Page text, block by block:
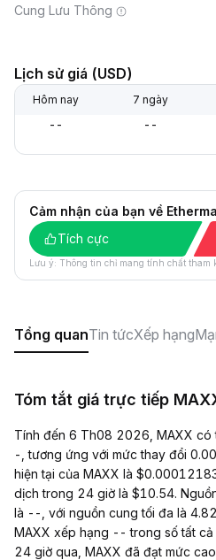
Cung Lưu Thông
Lịch sử giá (USD)
Hôm nay 7 ngày
-- --
Cảm nhận của bạn về
Tích cực
Lưu ý: Thông tin chỉ mang tính chất tham
Tổng quanTin tứcXếp hạng
Tóm tắt giá trực tiếp
Tính đến 6 Th08 2026, MAXX có
-, tương ứng với mức thay đổi
hiện tại của MAXX là
dịch trong 24 giờ là $10.54.
là --, với nguồn cung tối đa là
MAXX xếp hạng -- trong số tất
24 giờ qua, MAXX đã đạt mức